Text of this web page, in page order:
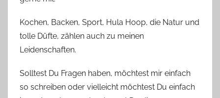
Kochen, Backen, Sport, Hula Hoop, die Natur und
tolle Düfte, zählen auch zu meinen
Leidenschaften.
Solltest Du Fragen haben, möchtest mir einfach
so schreiben oder vielleicht möchtest Du einfach